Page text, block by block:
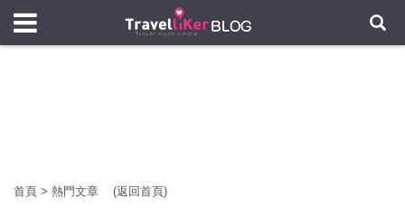
首頁 > 熱門文章 (返回首頁)